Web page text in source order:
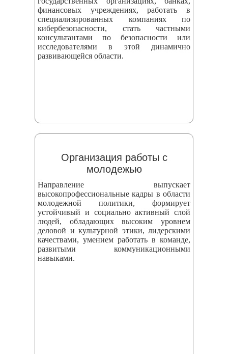
финансовых учреждениях, работать в
специализированных компаниях по
кибербезопасности, стать частными
консультантами по безопасности или
исследователями в этой динамично
развивающейся области.
Организация работы с
молодежью
Направление выпускает
высокопрофессиональные кадры в области
молодежной политики, формирует
устойчивый и социально активный слой
людей, обладающих высоким уровнем
деловой и культурной этики, лидерскими
качествами, умением работать в команде,
развитыми коммуникационными
навыками.